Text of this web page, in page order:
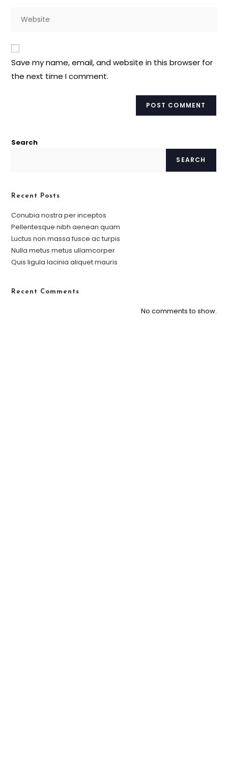
Save my name, email, and website in this browser for
the next time I comment.
Search
SEARCH
Recent Posts
Conubia nostra per inceptos
Pellentesque nibh aenean quam
Luctus non massa fusce ac turpis
Nulla metus metus ullamcorper
Quis ligula lacinia aliquet mauris
Recent Comments
No comments to show.